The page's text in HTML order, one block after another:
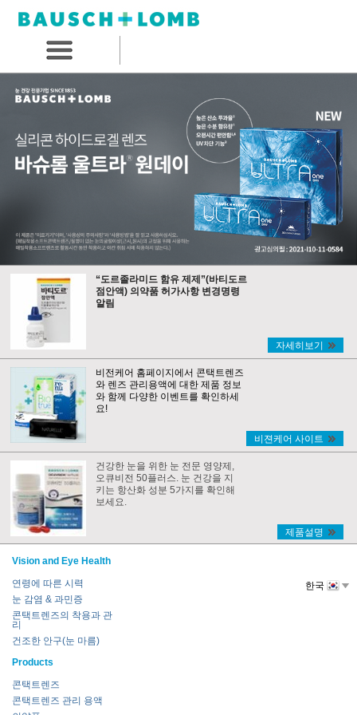
“도르졸라미드 함유 제제”(바티도르
점안액) 의약품 허가사항 변경명령
알림
자세히보기
비전케어 홈페이지에서 콘택트렌즈
와 렌즈 관리용액에 대한 제품 정보
와 함께 다양한 이벤트를 확인하세
요!
비젼케어 사이트
건강한 눈을 위한 눈 전문 영양제,
오큐비전 50플러스. 눈 건강을 지
키는 항산화 성분 5가지를 확인해
보세요.
제품설명
Vision and Eye Health
연령에 따른 시력
눈 감염 & 과민증
콘택트렌즈의 착용과 관
리
건조한 안구(눈 마름)
Products
콘택트렌즈
콘택트렌즈 관리 용액
한국